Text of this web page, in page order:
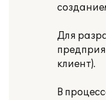
Для
клиент).
В